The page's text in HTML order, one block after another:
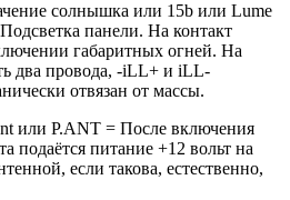
солнышка или 15b или Lume
панели. На контакт
габаритных огней. На
два провода, -iLL+ и iLL-
отвязан от массы.
или P.ANT = После включения
подаётся питание +12 вольт на
если такова, естественно,